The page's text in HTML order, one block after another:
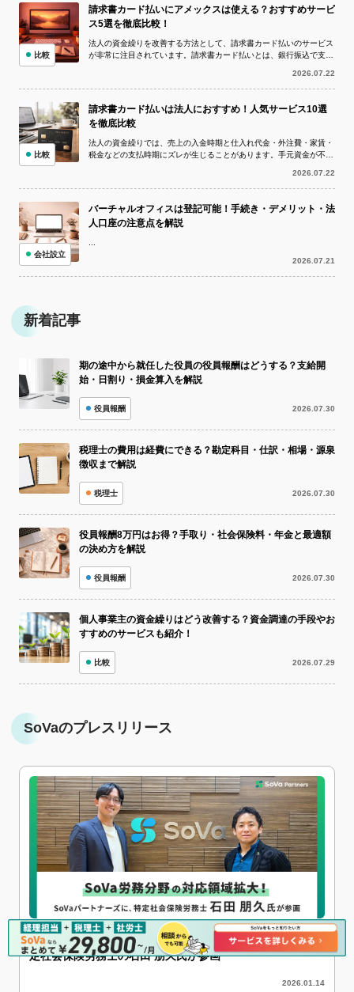
請求書カード払いにアメックスは使える？おすすめサービ
ス5選を徹底比較！
法人の資金繰りを改善する方法として、請求書カード払いのサービス
が非常に注目されています。請求書カード払いとは、銀行振込で支払
2026.07.22
比較
請求書カード払いは法人におすすめ！人気サービス10選
を徹底比較
法人の資金繰りでは、売上の入金時期と仕入れ代金・外注費・家賃・
税金などの支払時期にズレが生じることがあります。手元資金が不足
2026.07.22
比較
バーチャルオフィスは登記可能！手続き・デメリット・法
人口座の注意点を解説
2026.07.21
会社設立
新着記事
期の途中から就任した役員の役員報酬はどうする？支給開
始・日割り・損金算入を解説
役員報酬 2026.07.30
税理士の費用は経費にできる？勘定科目・仕訳・相場・源泉
徴収まで解説
税理士 2026.07.30
役員報酬8万円はお得？手取り・社会保険料・年金と最適額
の決め方を解説
役員報酬 2026.07.30
個人事業主の資金繰りはどう改善する？資金調達の手段やお
すすめのサービスも紹介！
比較 2026.07.29
SoVaのプレスリリース
SoVa労務分野の対応領域拡大！SoVaパートナーズに、特
定社会保険労務士の石田 朋久氏が参画
2026.01.14